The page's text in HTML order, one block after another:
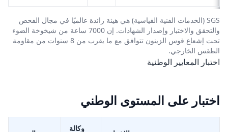
SGS (الخدمات الفنية القياسية) هي هيئة رائدة عالميًا في مجال الفحص
والتحقق والاختبار وإصدار الشهادات. إن 7000 ساعة من شيخوخة الضوء
تحت إشعاع قوس الزينون تتوافق مع ما يقرب من 8 سنوات من مقاومة
الطقس الخارجي.
اختبار المعايير الوطنية
اختبار على المستوى الوطني
وكالة